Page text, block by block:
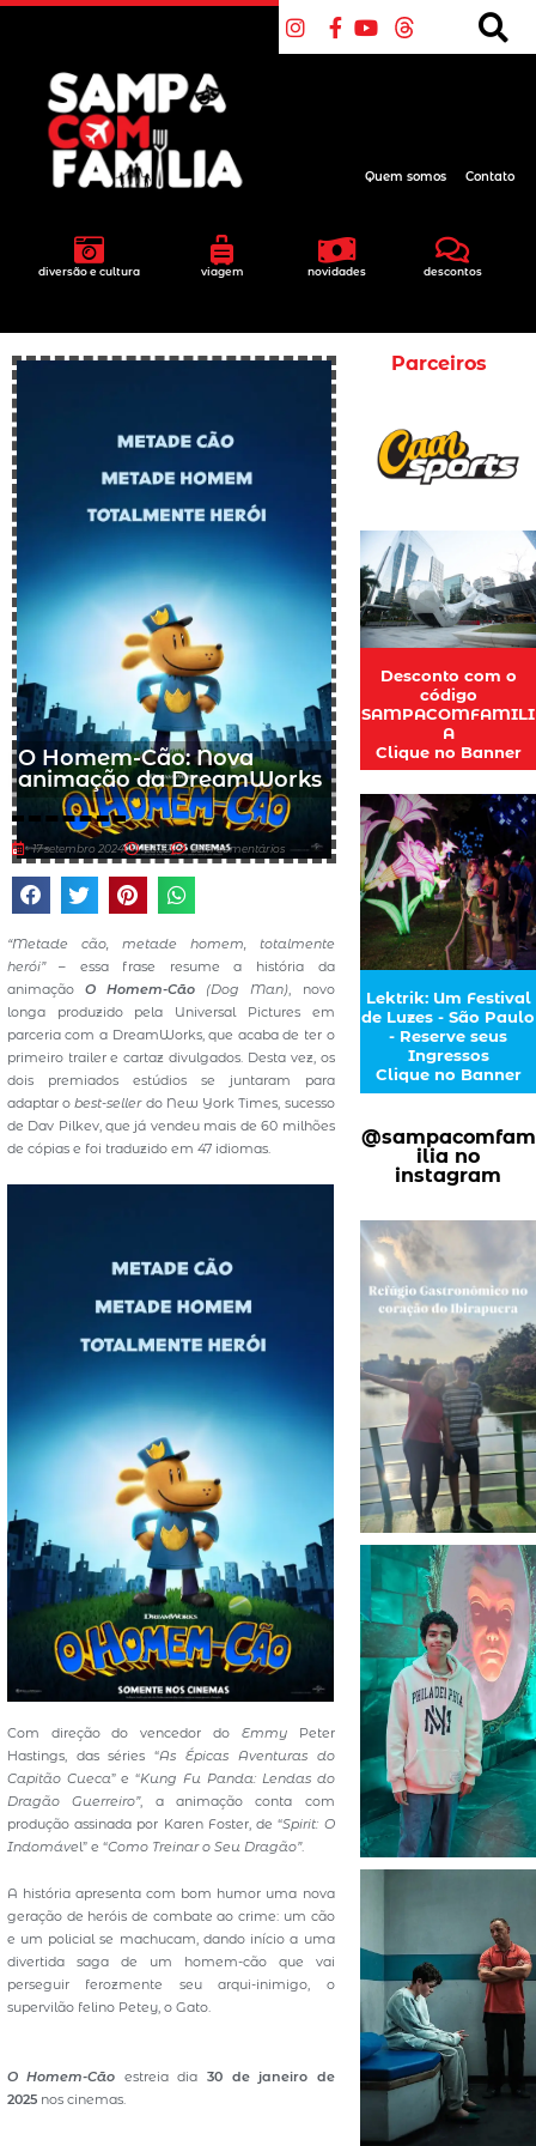
diversão e cultura viagem novidades descontos
Quem somos Contato
O Homem-Cão: Nova
animação da DreamWorks
17 setembro 2024 23:32 sem comentários
“Metade cão, metade homem, totalmente
herói”– essa frase resume a história da
animaçãoO Homem-Cão (Dog Man), novo
longa produzido pela Universal Pictures em
parceria com a DreamWorks, que acaba de ter o
primeiro trailer e cartaz divulgados. Desta vez, os
dois premiados estúdios se juntaram para
adaptar obest-sellerdo New York Times, sucesso
de Dav Pilkev, que já vendeu mais de 60 milhões
de cópias e foi traduzido em 47 idiomas.
Com direção do vencedor do EmmyPeter
Hastings, das séries “As Épicas Aventuras do
Capitão Cueca” e “Kung Fu Panda: Lendas do
Dragão Guerreiro”, a animação conta com
produção assinada por Karen Foster, de “Spirit: O
Indomável” e “Como Treinar o Seu Dragão”.
A história apresenta com bom humor uma nova
geração de heróis de combate ao crime: um cão
e um policial se machucam, dando início a uma
divertida saga de um homem-cão que vai
perseguir ferozmente seu arqui-inimigo, o
supervilão felino Petey, o Gato.
O Homem-Cão estreia dia 30 de janeiro de
2025nos cinemas.
Parceiros
Desconto com o
código
SAMPACOMFAMILI
A
Clique no Banner
Lektrik: Um Festival
de Luzes - São Paulo
- Reserve seus
Ingressos
Clique no Banner
@sampacomfam
ilia no
instagram